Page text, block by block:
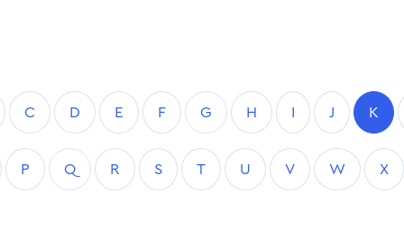
C D E F G H I J K
P Q R S T U V W X